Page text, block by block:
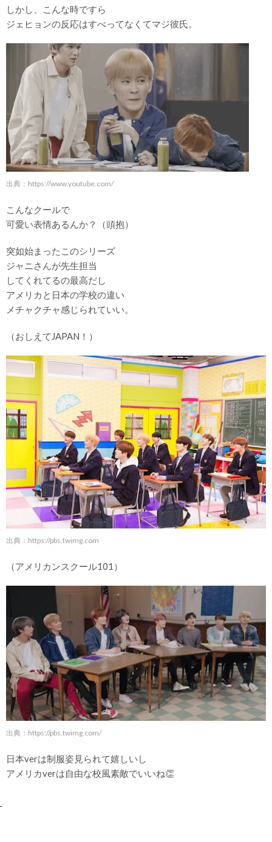
しかし、こんな時ですら
ジェヒョンの反応はすべってなくてマジ彼氏。
出典：https://www.youtube.com/
こんなクールで
可愛い表情あるんか？（頭抱）
突如始まったこのシリーズ
ジャニさんが先生担当
してくれてるの最高だし
アメリカと日本の学校の違い
メチャクチャ感じられていい。
（おしえてJAPAN！）
出典： https://pbs.twimg.com
（アメリカンスクール101）
出典： https://pbs.twimg.com/
日本verは制服姿見られて嬉しいし
アメリカverは自由な校風素敵でいいね👏